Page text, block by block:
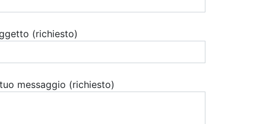
(richiesto)
messaggio (richiesto)